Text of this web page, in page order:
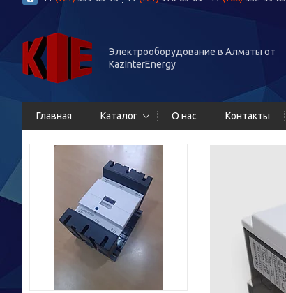
Электрооборудование в Алматы от
KazInterEnergy
Главная Каталог О нас Контакты